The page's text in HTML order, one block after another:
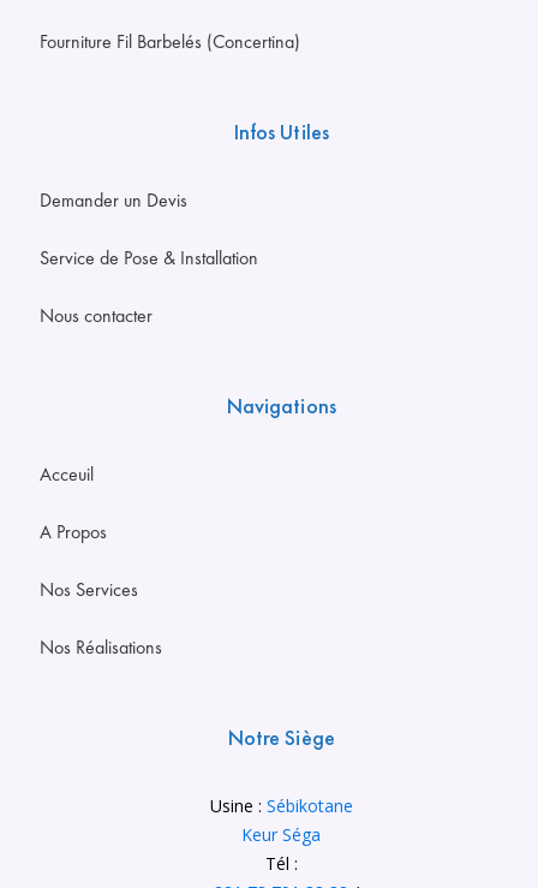
Fourniture Fil Barbelés (Concertina)
Infos Utiles
Demander un Devis
Service de Pose & Installation
Nous contacter
Navigations
Acceuil
A Propos
Nos Services
Nos Réalisations
Notre Siège
Usine : Sébikotane
Keur Séga
Tél :